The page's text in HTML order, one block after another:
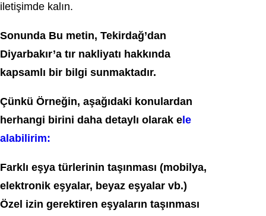
iletişimde kalın.
Sonunda Bu metin, Tekirdağ’dan
Diyarbakır’a tır nakliyatı hakkında
kapsamlı bir bilgi sunmaktadır.
Çünkü Örneğin, aşağıdaki konulardan
herhangi birini daha detaylı olarak e le
alabilirim:
Farklı eşya türlerinin taşınması (mobilya,
elektronik eşyalar, beyaz eşyalar vb.)
Özel izin gerektiren eşyaların taşınması